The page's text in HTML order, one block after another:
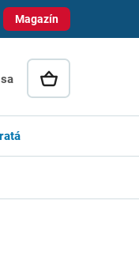
Magazín